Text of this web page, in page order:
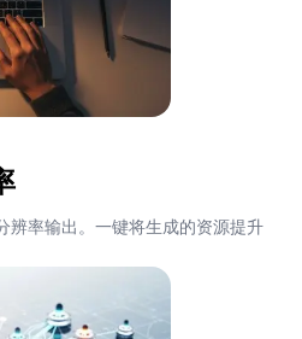
辨率输出。一键将生成的资源提升